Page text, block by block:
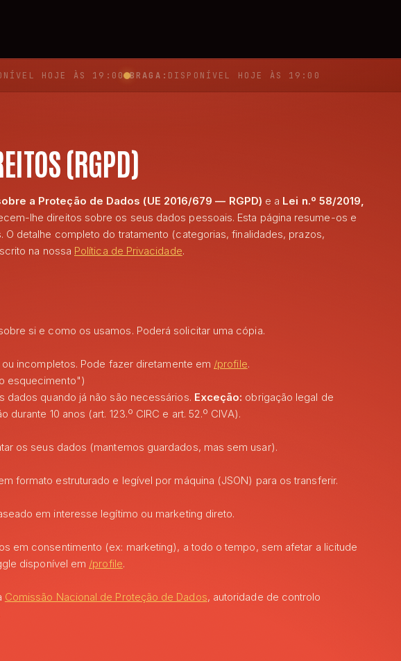
HOJE ÀS 19:00 BRAGA: DISPONÍVEL HOJE ÀS 19:00
(RGPD)
a Proteção de Dados (UE 2016/679 — RGPD) e a Lei n.º 58/2019,
lhe direitos sobre os seus dados pessoais. Esta página resume-os e
detalhe completo do tratamento (categorias, finalidades, prazos,
na nossa Política de Privacidade.
si e como os usamos. Poderá solicitar uma cópia.
incompletos. Pode fazer diretamente em /profile.
esquecimento")
dados quando já não são necessários. Exceção: obrigação legal de
durante 10 anos (art. 123.º CIRC e art. 52.º CIVA).
os seus dados (mantemos guardados, mas sem usar).
formato estruturado e legível por máquina (JSON) para os transferir.
em interesse legítimo ou marketing direto.
em consentimento (ex: marketing), a todo o tempo, sem afetar a licitude
disponível em /profile.
Comissão Nacional de Proteção de Dados, autoridade de controlo